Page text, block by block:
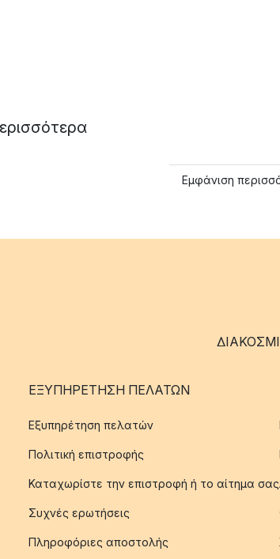
Εμφάνιση
ΕΞΥΠΗΡΈΤΗΣΗ ΠΕΛΑΤΏΝ
Εξυπηρέτηση πελατών
Πολιτική επιστροφής
Καταχωρίστε την επιστροφή ή το αίτημα σας
Συχνές ερωτήσεις
Πληροφόριες αποστολής